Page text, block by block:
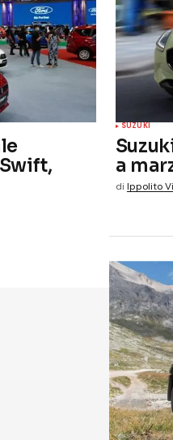
SUZUKI
a
di Ippolito